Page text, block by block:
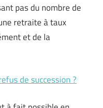
pas du nombre de
retraite à taux
et de la
de succession ?